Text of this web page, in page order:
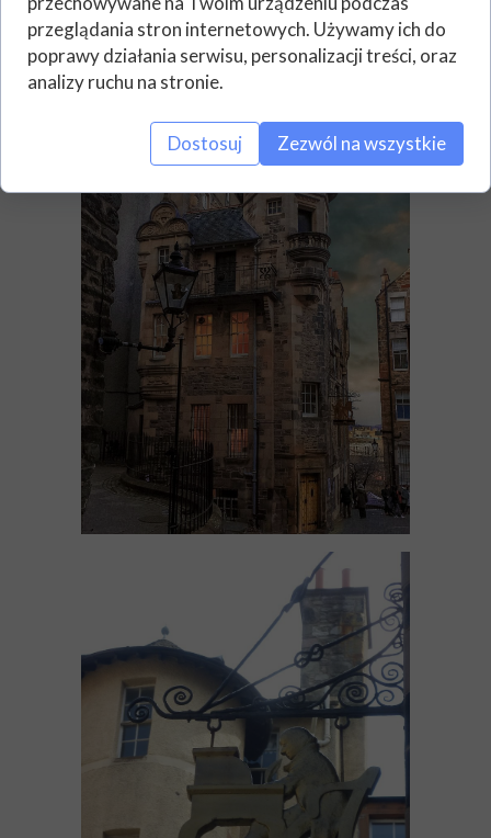
Primrose V, hrabia Rosebery.
Przebudowa z 1892 roku nie obejmuje
nic z oryginalnego budynku poza
przeglądania stron internetowych. Używamy ich do
poprawy działania serwisu, personalizacji treści, oraz
analizy ruchu na stronie.
Dostosuj Zezwól na wszystkie